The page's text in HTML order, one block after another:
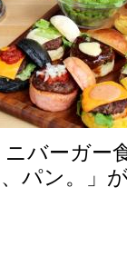
バーガー
パン。」